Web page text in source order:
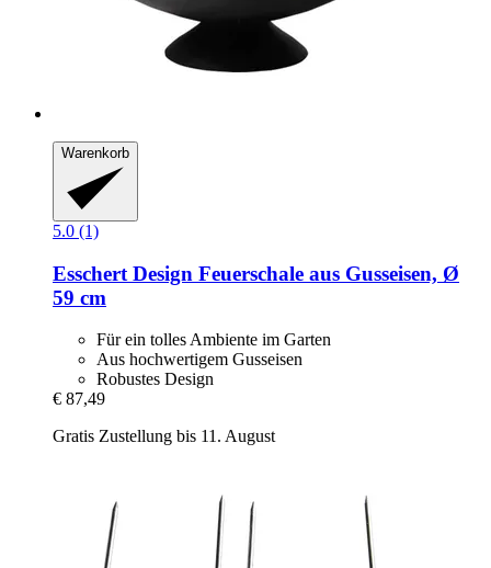
Warenkorb
5.0 (1)
Esschert Design Feuerschale aus Gusseisen, Ø
59 cm
Für ein tolles Ambiente im Garten
Aus hochwertigem Gusseisen
Robustes Design
€ 87,49
Gratis Zustellung bis 11. August